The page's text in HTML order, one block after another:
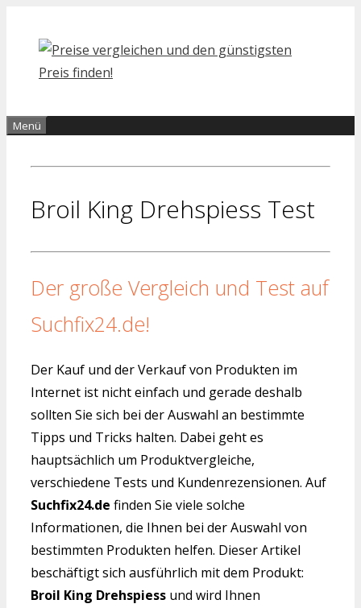
Inhalt
springen
Menü
Broil King Drehspiess Test
Der große Vergleich und Test auf
Suchfix24.de!
Der Kauf und der Verkauf von Produkten im
Internet ist nicht einfach und gerade deshalb
sollten Sie sich bei der Auswahl an bestimmte
Tipps und Tricks halten. Dabei geht es
hauptsächlich um Produktvergleiche,
verschiedene Tests und Kundenrezensionen. Auf
Suchfix24.de finden Sie viele solche
Informationen, die Ihnen bei der Auswahl von
bestimmten Produkten helfen. Dieser Artikel
beschäftigt sich ausführlich mit dem Produkt:
Broil King Drehspiess und wird Ihnen